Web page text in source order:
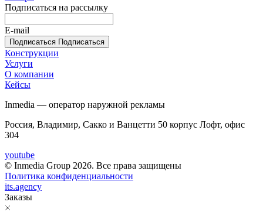
Подписаться на рассылку
E-mail
Подписаться Подписаться
Конструкции
Услуги
О компании
Кейсы
Inmedia — оператор наружной рекламы
Россия, Владимир, Сакко и Ванцетти 50 корпус Лофт, офис
304
youtube
© Inmedia Group 2026. Все права защищены
Политика конфиденциальности
its.agency
Заказы